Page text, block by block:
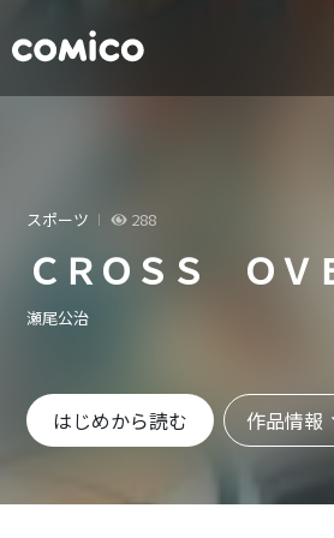
スポーツ 288
ＣＲＯＳＳ ＯＶ
瀬尾公治
はじめから読む 作品情報